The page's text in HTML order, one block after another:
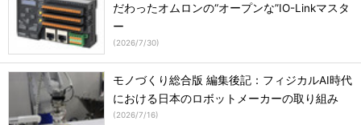
だわったオムロンの“オープンな”IO-Linkマスタ
ー
(2026/7/30)
モノづくり総合版 編集後記：フィジカルAI時代
における日本のロボットメーカーの取り組み
(2026/7/16)